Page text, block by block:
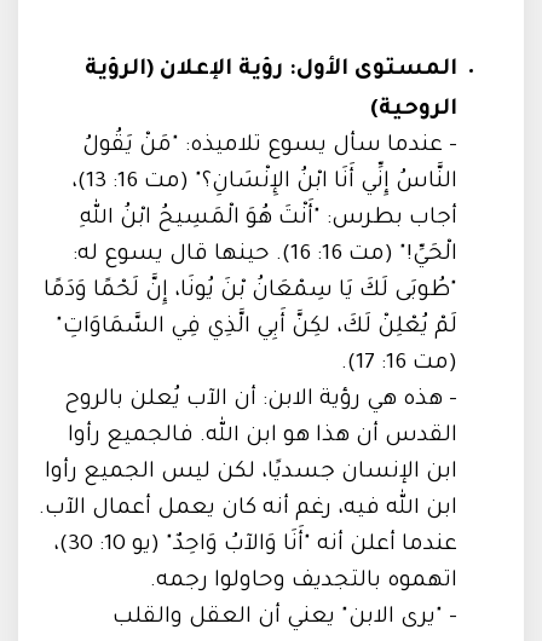
المستوى الأول: رؤية الإعلان (الرؤية
الروحية)
- عندما سأل يسوع تلاميذه: "مَنْ يَقُولُ
النَّاسُ إِنِّي أَنَا ابْنُ الإِنْسَانِ؟" (مت 16: 13)،
أجاب بطرس: "أَنْتَ هُوَ الْمَسِيحُ ابْنُ اللهِ
الْحَيِّ!" (مت 16: 16). حينها قال يسوع له:
"طُوبَى لَكَ يَا سِمْعَانُ بْنَ يُونَا، إِنَّ لَحْمًا وَدَمًا
لَمْ يُعْلِنْ لَكَ، لكِنَّ أَبِي الَّذِي فِي السَّمَاوَاتِ"
(مت 16: 17).
- هذه هي رؤية الابن: أن الآب يُعلن بالروح
القدس أن هذا هو ابن الله. فالجميع رأوا
ابن الإنسان جسديًا، لكن ليس الجميع رأوا
ابن الله فيه، رغم أنه كان يعمل أعمال الآب.
عندما أعلن أنه "أَنَا وَالآبُ وَاحِدٌ" (يو 10: 30)،
اتهموه بالتجديف وحاولوا رجمه.
- "يرى الابن" يعني أن العقل والقلب